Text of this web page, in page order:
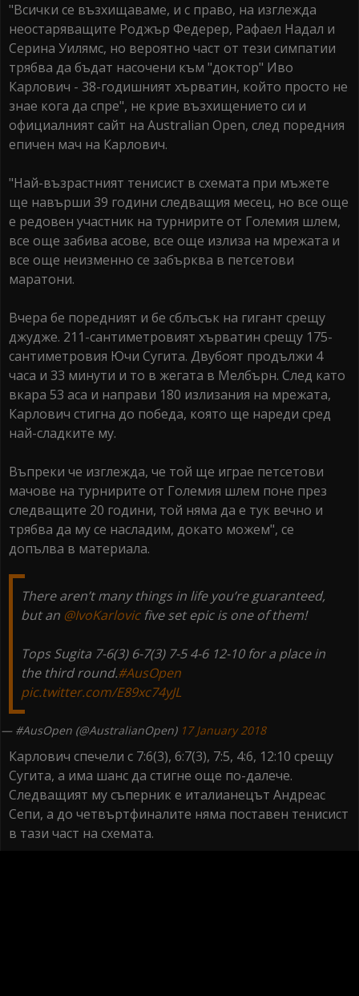
"Всички се възхищаваме, и с право, на изглежда
неостаряващите Роджър Федерер, Рафаел Надал и
Серина Уилямс, но вероятно част от тези симпатии
трябва да бъдат насочени към "доктор" Иво
Карлович - 38-годишният хърватин, който просто не
знае кога да спре", не крие възхищението си и
официалният сайт на Australian Open, след поредния
епичен мач на Карлович.
"Най-възрастният тенисист в схемата при мъжете
ще навърши 39 години следващия месец, но все още
е редовен участник на турнирите от Големия шлем,
все още забива асове, все още излиза на мрежата и
все още неизменно се забърква в петсетови
маратони.
Вчера бе поредният и бе сблъсък на гигант срещу
джудже. 211-сантиметровият хърватин срещу 175-
сантиметровия Ючи Сугита. Двубоят продължи 4
часа и 33 минути и то в жегата в Мелбърн. След като
вкара 53 аса и направи 180 излизания на мрежата,
Карлович стигна до победа, която ще нареди сред
най-сладките му.
Въпреки че изглежда, че той ще играе петсетови
мачове на турнирите от Големия шлем поне през
следващите 20 години, той няма да е тук вечно и
трябва да му се насладим, докато можем", се
допълва в материала.
There aren’t many things in life you’re guaranteed,
but an @IvoKarlovicfive set epic is one of them!
Tops Sugita 7-6(3) 6-7(3) 7-5 4-6 12-10 for a place in
the third round.#AusOpen
pic.twitter.com/E89xc74yJL
— #AusOpen (@AustralianOpen) 17 January 2018
Карлович спечели с 7:6(3), 6:7(3), 7:5, 4:6, 12:10 срещу
Сугита, а има шанс да стигне още по-далече.
Следващият му съперник е италианецът Андреас
Сепи, а до четвъртфиналите няма поставен тенисист
в тази част на схемата.